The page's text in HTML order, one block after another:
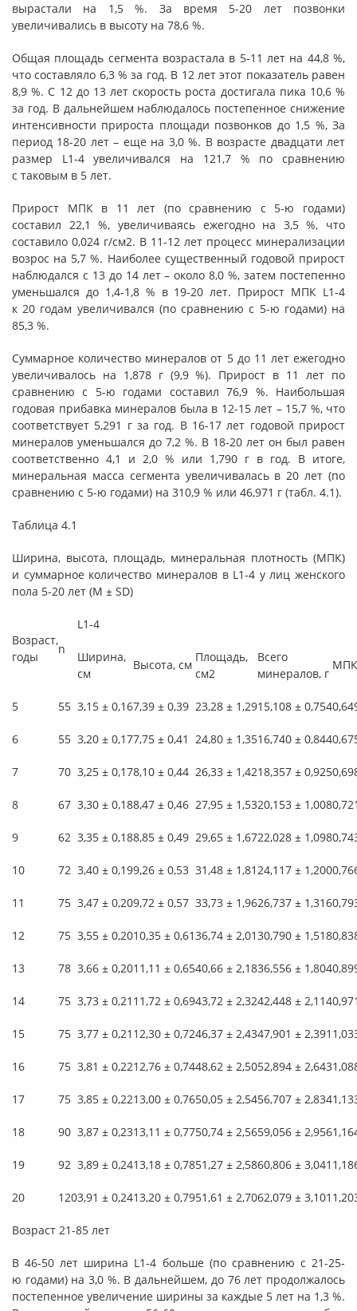
вырастали на 1,5 %. За время 5-20 лет позвонки
увеличивались в высоту на 78,6 %.
Общая площадь сегмента возрастала в 5-11 лет на 44,8 %,
что составляло 6,3 % за год. В 12 лет этот показатель равен
8,9 %. С 12 до 13 лет скорость роста достигала пика 10,6 %
за год. В дальнейшем наблюдалось постепенное снижение
интенсивности прироста площади позвонков до 1,5 %, За
период 18-20 лет – еще на 3,0 %. В возрасте двадцати лет
размер L1-4 увеличивался на 121,7 % по сравнению
с таковым в 5 лет.
Прирост МПК в 11 лет (по сравнению с 5-ю годами)
составил 22,1 %, увеличиваясь ежегодно на 3,5 %, что
составило 0,024 г/см2. В 11-12 лет процесс минерализации
возрос на 5,7 %. Наиболее существенный годовой прирост
наблюдался с 13 до 14 лет – около 8,0 %, затем постепенно
уменьшался до 1,4-1,8 % в 19-20 лет. Прирост МПК L1-4
к 20 годам увеличивался (по сравнению с 5-ю годами) на
85,3 %.
Суммарное количество минералов от 5 до 11 лет ежегодно
увеличивалось на 1,878 г (9,9 %). Прирост в 11 лет по
сравнению с 5-ю годами составил 76,9 %. Наибольшая
годовая прибавка минералов была в 12-15 лет – 15,7 %, что
соответствует 5,291 г за год. В 16-17 лет годовой прирост
минералов уменьшался до 7,2 %. В 18-20 лет он был равен
соответственно 4,1 и 2,0 % или 1,790 г в год. В итоге,
минеральная масса сегмента увеличивалась в 20 лет (по
сравнению с 5-ю годами) на 310,9 % или 46,971 г (табл. 4.1).
Таблица 4.1
Ширина, высота, площадь, минеральная плотность (МПК)
и суммарное количество минералов в L1-4 у лиц женского
пола 5-20 лет (M ± SD)
Возраст,
годы
n
L1-4
Ширина,
см
Высота, см
Площадь,
см2
Всего
минералов, г
5 55 3,15 ± 0,167,39 ± 0,39 23,28 ± 1,2915,108 ± 0,754
6 55 3,20 ± 0,177,75 ± 0,41 24,80 ± 1,3516,740 ± 0,844
7 70 3,25 ± 0,178,10 ± 0,44 26,33 ± 1,4218,357 ± 0,925
8 67 3,30 ± 0,188,47 ± 0,46 27,95 ± 1,5320,153 ± 1,008
9 62 3,35 ± 0,188,85 ± 0,49 29,65 ± 1,6722,028 ± 1,098
10 72 3,40 ± 0,199,26 ± 0,53 31,48 ± 1,8124,117 ± 1,200
11 75 3,47 ± 0,209,72 ± 0,57 33,73 ± 1,9626,737 ± 1,316
12 75 3,55 ± 0,2010,35 ± 0,6136,74 ± 2,0130,790 ± 1,518
13 78 3,66 ± 0,2011,11 ± 0,6540,66 ± 2,1836,556 ± 1,804
14 75 3,73 ± 0,21 11,72 ± 0,6943,72 ± 2,3242,448 ± 2,114
15 75 3,77 ± 0,21 12,30 ± 0,7246,37 ± 2,4347,901 ± 2,391
16 75 3,81 ± 0,2212,76 ± 0,7448,62 ± 2,5052,894 ± 2,643
17 75 3,85 ± 0,2213,00 ± 0,7650,05 ± 2,5456,707 ± 2,834
18 90 3,87 ± 0,2313,11 ± 0,7750,74 ± 2,5659,056 ± 2,956
19 92 3,89 ± 0,2413,18 ± 0,7851,27 ± 2,5860,806 ± 3,041
20 1203,91 ± 0,2413,20 ± 0,7951,61 ± 2,7062,079 ± 3,101
Возраст 21-85 лет
В 46-50 лет ширина L1-4 больше (по сравнению с 21-25-
ю годами) на 3,0 %. В дальнейшем, до 76 лет продолжалось
постепенное увеличение ширины за каждые 5 лет на 1,3 %.